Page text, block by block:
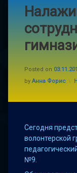
Posted on
by Анна Форис
Сегодня
волонтерской
№9.